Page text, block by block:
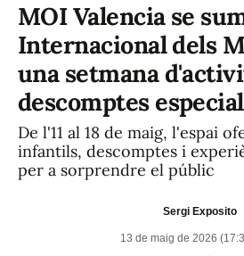
MOI Valencia se
Internacional dels
una setmana
descomptes
De l'11 al 18 de maig, l'espai
infantils, descomptes i
per a sorprendre el públic
Sergi Exposito
13 de maig de 2026